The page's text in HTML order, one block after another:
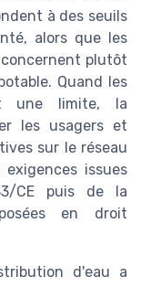
à des seuils
alors que les
plutôt
Quand les
une limite, la
les usagers et
sur le réseau
issues
CE puis de la
en droit
d'eau a